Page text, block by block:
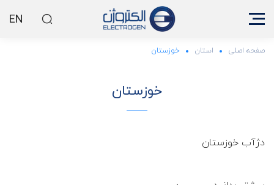
EN
صفحه اصلی استان خوزستان
خوزستان
دژآب خوزستان